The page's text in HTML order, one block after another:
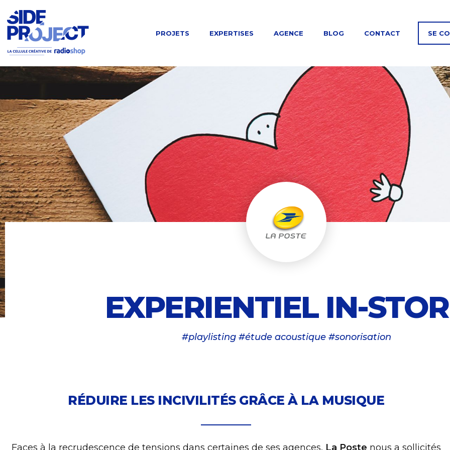
PROJETS EXPERTISES AGENCE BLOG CONTACT SE
EXPERIENTIEL IN-
#playlisting #étude acoustique #sonorisation
RÉDUIRE LES INCIVILITÉS GRÂCE À LA MUSIQUE
Faces à la recrudescence de tensions dans certaines de ses agences, La Poste nous a sollicités